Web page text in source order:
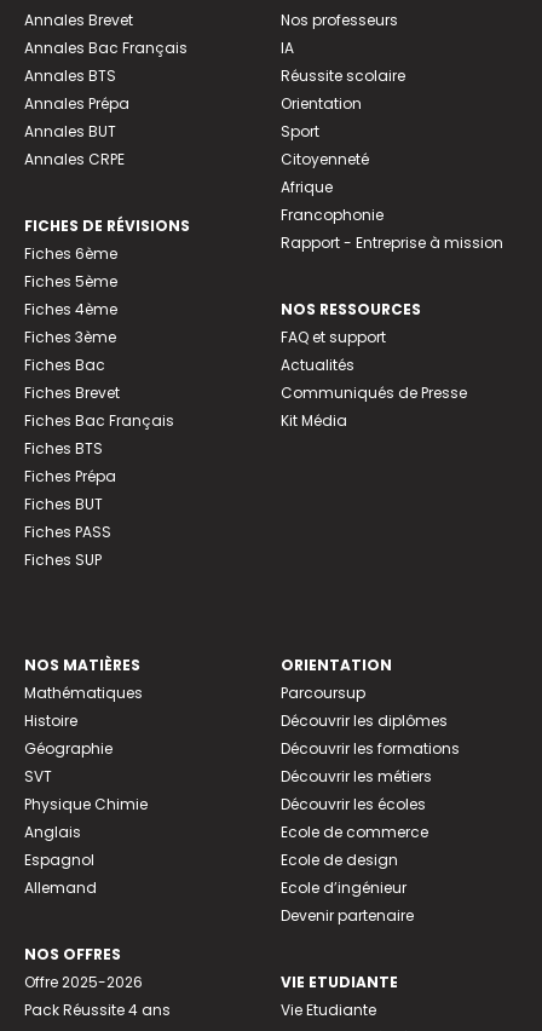
Annales Brevet
Annales Bac Français
Annales BTS
Annales Prépa
Annales BUT
Annales CRPE
FICHES DE RÉVISIONS
Fiches 6ème
Fiches 5ème
Fiches 4ème
Fiches 3ème
Fiches Bac
Fiches Brevet
Fiches Bac Français
Fiches BTS
Fiches Prépa
Fiches BUT
Fiches PASS
Fiches SUP
Nos professeurs
IA
Réussite scolaire
Orientation
Sport
Citoyenneté
Afrique
Francophonie
Rapport - Entreprise à mission
NOS RESSOURCES
FAQ et support
Actualités
Communiqués de Presse
Kit Média
NOS MATIÈRES
Mathématiques
Histoire
Géographie
SVT
Physique Chimie
Anglais
Espagnol
Allemand
NOS OFFRES
Offre 2025-2026
Pack Réussite 4 ans
ORIENTATION
Parcoursup
Découvrir les diplômes
Découvrir les formations
Découvrir les métiers
Découvrir les écoles
Ecole de commerce
Ecole de design
Ecole d’ingénieur
Devenir partenaire
VIE ETUDIANTE
Vie Etudiante